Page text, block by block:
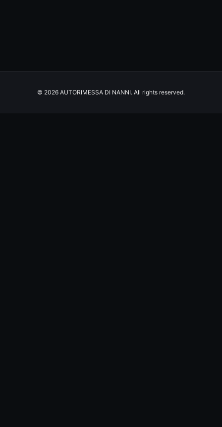
© 2026 AUTORIMESSA DI NANNI. All rights reserved.